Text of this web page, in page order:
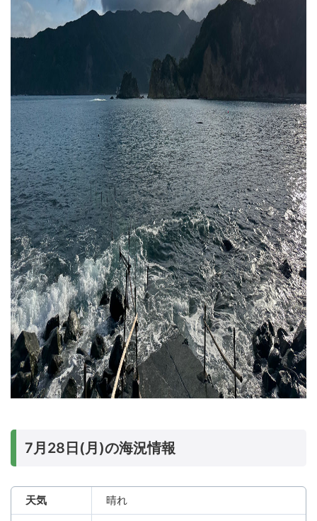
7月28日(月)の海況情報
天気 晴れ